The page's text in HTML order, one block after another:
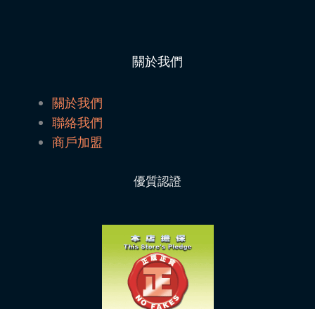
關於我們
關於我們
聯絡我們
商戶加盟
優質認證